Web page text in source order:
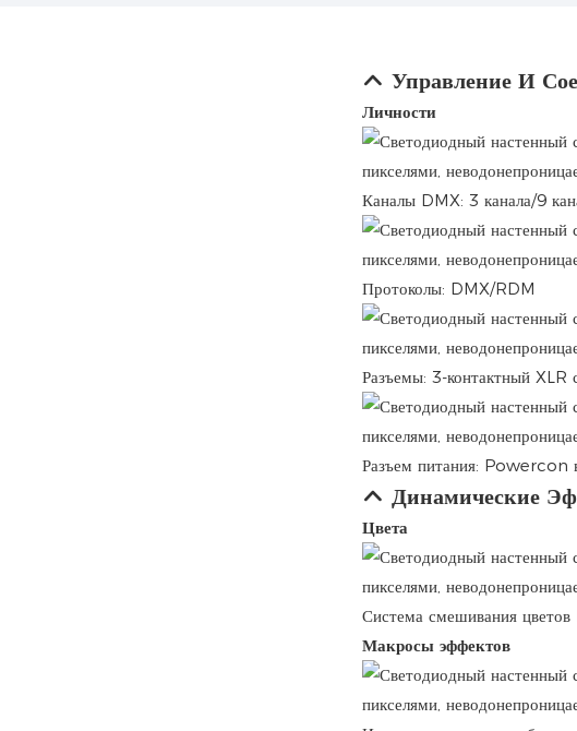
Управление И
Личности
Каналы DMX: 3 канала/9
Протоколы: DMX/RDM
Разъемы: 3-контактный XLR
Разъем питания: Powercon
Динамические
Цвета
Система смешивания цветов
Макросы эффектов